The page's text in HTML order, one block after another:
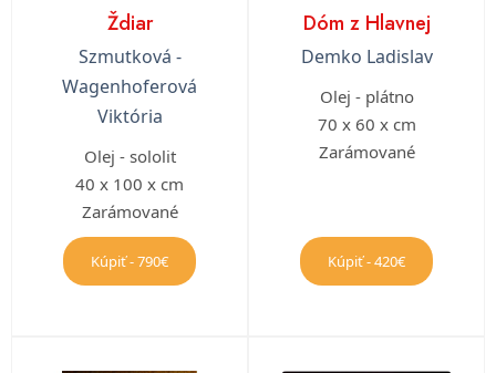
Ždiar
Szmutková -
Wagenhoferová
Viktória
Olej - sololit
40 x 100 x cm
Zarámované
Kúpiť - 790€
Dóm z Hlavnej
Demko Ladislav
Olej - plátno
70 x 60 x cm
Zarámované
Kúpiť - 420€